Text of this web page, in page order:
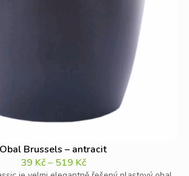
Obal Brussels – antracit
39 Kč– 519 Kč